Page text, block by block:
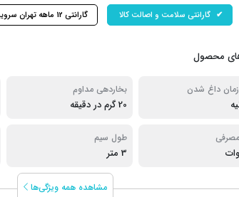
گارانتی سلامت و اصالت کالا گارانتی 12 ماهه تهران سرویس
محصول
داغ شدن بخاردهی مداوم
20 گرم در دقیقه
طول سیم
3 متر
مشاهده همه ویژگی‌ها